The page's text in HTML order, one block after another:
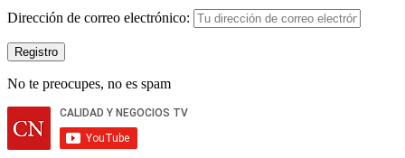
Dirección de correo electrónico:
No te preocupes, no es spam